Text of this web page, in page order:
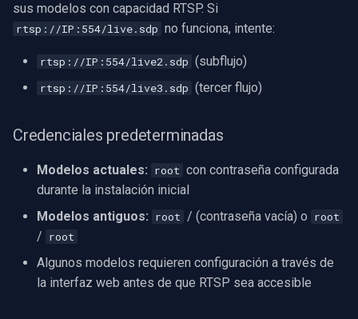
sus modelos con capacidad RTSP. Si
rtsp://IP:554/live.sdp no funciona, intente:
rtsp://IP:554/live2.sdp (subflujo)
rtsp://IP:554/live3.sdp (tercer flujo)
Credenciales predeterminadas
Modelos actuales: root con contraseña configurada
durante la instalación inicial
Modelos antiguos: root / (contraseña vacía) o root
/ root
Algunos modelos requieren configuración a través de
la interfaz web antes de que RTSP sea accesible